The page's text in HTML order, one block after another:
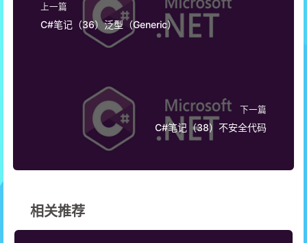
上一篇
C#笔记（36）泛型（Generic）
下一篇
C#笔记（38）不安全代码
相关推荐